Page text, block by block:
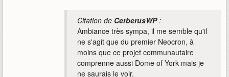
Citation de CerberusWP:
Ambiance très sympa, il me semble qu'il
ne s'agit que du premier Neocron, à
moins que ce projet communautaire
comprenne aussi Dome of York mais je
ne saurais le voir.